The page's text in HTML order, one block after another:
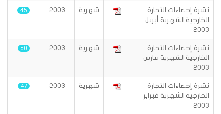
نشرة إحصاءات التجارة
الخارجية الشهرية أبريل
2003
شهرية 2003
45
نشرة إحصاءات التجارة
الخارجية الشهرية مارس
2003
شهرية 2003
50
نشرة إحصاءات التجارة
الخارجية الشهرية فبراير
2003
شهرية 2003
47